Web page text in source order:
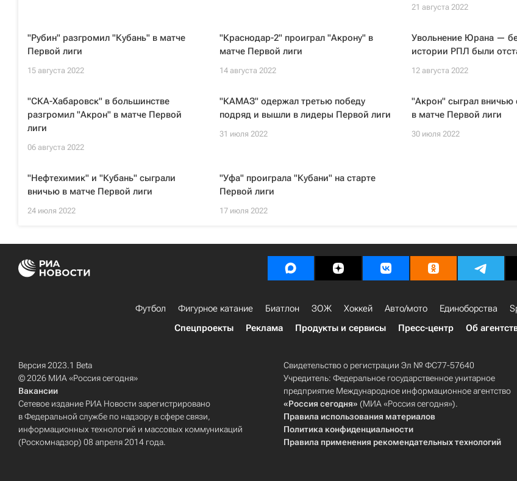
21 августа 2022
"Рубин" разгромил "Кубань" в матче
Первой лиги
15 августа 2022
"Краснодар-2" проиграл "Акрону" в
матче Первой лиги
14 августа 2022
Увольнение Юрана —
истории РПЛ были
12 августа 2022
"СКА-Хабаровск" в большинстве
разгромил "Акрон" в матче Первой
лиги
06 августа 2022
"КАМАЗ" одержал третью победу
подряд и вышли в лидеры Первой лиги
31 июля 2022
"Акрон" сыграл вничью
в матче Первой лиги
30 июля 2022
"Нефтехимик" и "Кубань" сыграли
вничью в матче Первой лиги
24 июля 2022
"Уфа" проиграла "Кубани" на старте
Первой лиги
17 июля 2022
Футбол Фигурное катание Биатлон ЗОЖ Хоккей Авто/мото Единоборства
Спецпроекты
Реклама Продукты и сервисы Пресс-центр Об
Версия 2023.1 Beta
© 2026 МИА «Россия сегодня»
Вакансии
Сетевое издание РИА Новости зарегистрировано
в Федеральной службе по надзору в сфере связи,
информационных технологий и массовых коммуникаций
(Роскомнадзор) 08 апреля 2014 года.
Свидетельство о регистрации Эл № ФС77-57640
Учредитель: Федеральное государственное унитарное
предприятие Международное информационное агентство
«Россия сегодня» (МИА «Россия сегодня»).
Правила использования материалов
Политика конфиденциальности
Правила применения рекомендательных технологий